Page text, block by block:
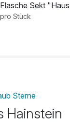
Flasche Sekt
pro Stück
Sterne
Hainstein